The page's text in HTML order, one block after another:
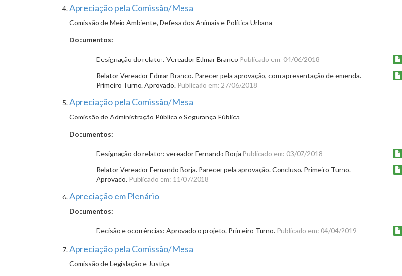
Apreciação pela Comissão/Mesa
Comissão de Meio Ambiente, Defesa dos Animais e Política Urbana
Documentos:
Designação do relator: Vereador Edmar Branco Publicado em: 04/06/2018
Relator Vereador Edmar Branco. Parecer pela aprovação, com apresentação de emenda.
Primeiro Turno. Aprovado. Publicado em: 27/06/2018
Apreciação pela Comissão/Mesa
Comissão de Administração Pública e Segurança Pública
Documentos:
Designação do relator: vereador Fernando Borja Publicado em: 03/07/2018
Relator Vereador Fernando Borja. Parecer pela aprovação. Concluso. Primeiro Turno.
Aprovado. Publicado em: 11/07/2018
Apreciação em Plenário
Documentos:
Decisão e ocorrências: Aprovado o projeto. Primeiro Turno. Publicado em: 04/04/2019
Apreciação pela Comissão/Mesa
Comissão de Legislação e Justiça